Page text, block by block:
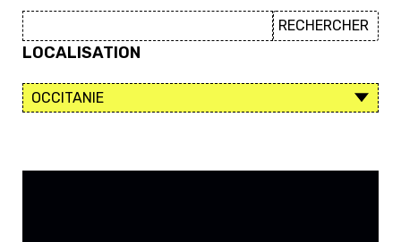
LOCALISATION